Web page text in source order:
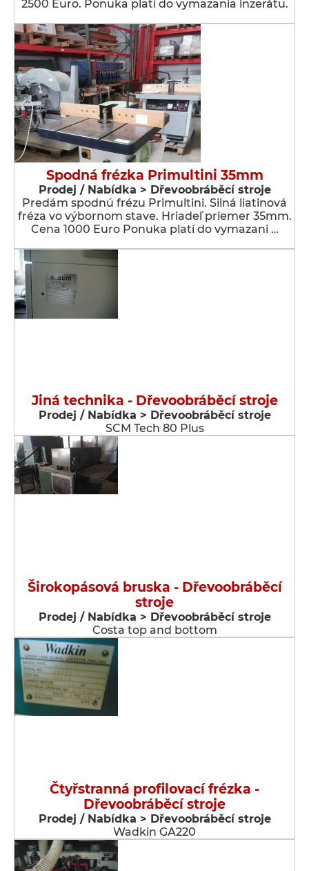
2500 Euro. Ponuka platí do vymazania inzerátu.
Spodná frézka Primultini 35mm
Prodej / Nabídka > Dřevoobráběcí stroje
Predám spodnú frézu Primultini. Silná liatinová
fréza vo výbornom stave. Hriadeľ priemer 35mm.
Cena 1000 Euro Ponuka platí do vymazani …
Jiná technika - Dřevoobráběcí stroje
Prodej / Nabídka > Dřevoobráběcí stroje
SCM Tech 80 Plus
Širokopásová bruska - Dřevoobráběcí
stroje
Prodej / Nabídka > Dřevoobráběcí stroje
Costa top and bottom
Čtyřstranná profilovací frézka -
Dřevoobráběcí stroje
Prodej / Nabídka > Dřevoobráběcí stroje
Wadkin GA220